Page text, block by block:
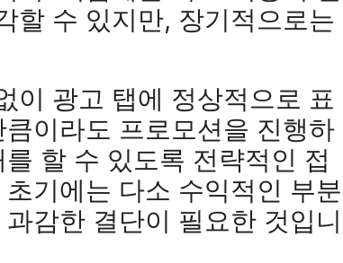
할 수 있지만, 장기적으로는
이 광고 탭에 정상적으로 표
이라도 프로모션을 진행하
할 수 있도록 전략적인 접
기에는 다소 수익적인 부분
감한 결단이 필요한 것입니